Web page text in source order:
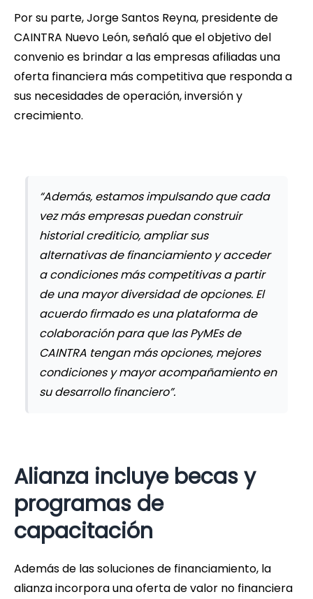
Por su parte, Jorge Santos Reyna, presidente de
CAINTRA Nuevo León, señaló que el objetivo del
convenio es brindar a las empresas afiliadas una
oferta financiera más competitiva que responda a
sus necesidades de operación, inversión y
crecimiento.
“Además, estamos impulsando que cada
vez más empresas puedan construir
historial crediticio, ampliar sus
alternativas de financiamiento y acceder
a condiciones más competitivas a partir
de una mayor diversidad de opciones. El
acuerdo firmado es una plataforma de
colaboración para que las PyMEs de
CAINTRA tengan más opciones, mejores
condiciones y mayor acompañamiento en
su desarrollo financiero”.
Alianza incluye becas y
programas de
capacitación
Además de las soluciones de financiamiento, la
alianza incorpora una oferta de valor no financiera